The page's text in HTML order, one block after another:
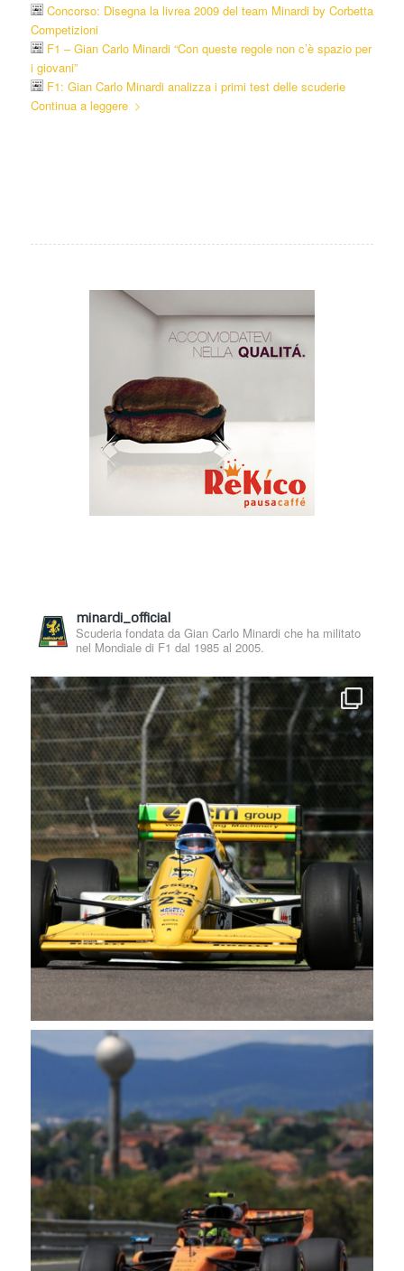
Concorso: Disegna la livrea 2009 del team Minardi by Corbetta
Competizioni
F1 – Gian Carlo Minardi “Con queste regole non c’è spazio per
i giovani”
F1: Gian Carlo Minardi analizza i primi test delle scuderie
Continua a leggere
minardi_official
Scuderia fondata da Gian Carlo Minardi che ha militato
nel Mondiale di F1 dal 1985 al 2005.